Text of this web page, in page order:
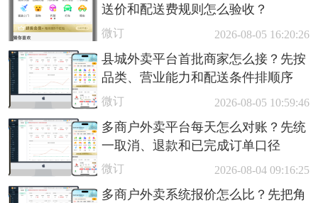
送价和配送费规则怎么验收？
微订 2026-08-05 16:20:26
县城外卖平台首批商家怎么接？先按
品类、营业能力和配送条件排顺序
微订 2026-08-05 10:59:46
多商户外卖平台每天怎么对账？先统
一取消、退款和已完成订单口径
微订 2026-08-04 09:16:25
多商户外卖系统报价怎么比？先把角